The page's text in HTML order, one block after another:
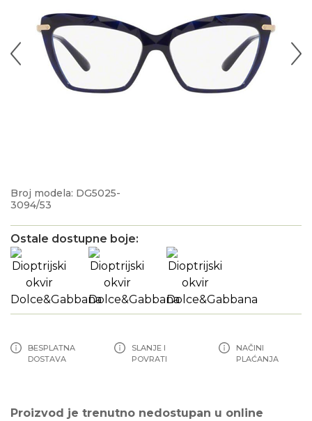
Broj modela: DG5025-
3094/53
Ostale dostupne boje:
BESPLATNA
DOSTAVA
SLANJE I
POVRATI
NAČINI
PLAĆANJA
Proizvod je trenutno nedostupan u online